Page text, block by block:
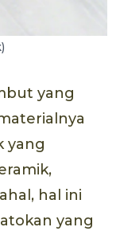
yang
yang
hal ini
yang